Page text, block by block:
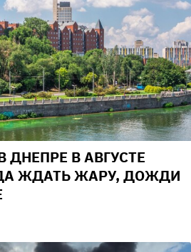
ДНЕПРЕ В АВГУСТЕ
ЖДАТЬ ЖАРУ, ДОЖДИ